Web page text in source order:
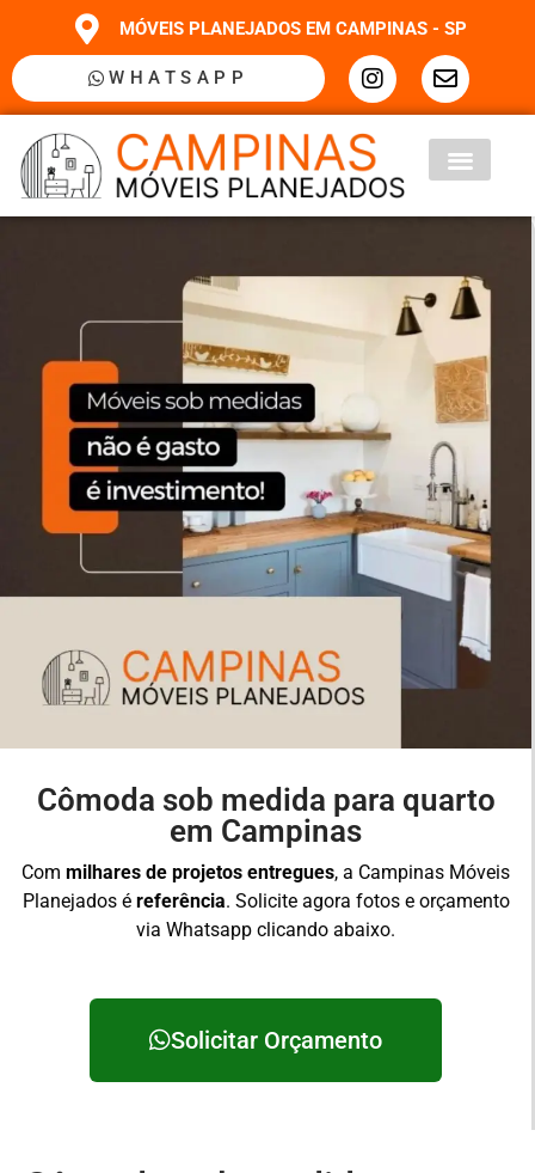
MÓVEIS PLANEJADOS EM CAMPINAS - SP
WHATSAPP
Cômoda sob medida para quarto
em Campinas
Com milhares de projetos entregues, a Campinas Móveis
Planejados é referência. Solicite agora fotos e orçamento
via Whatsapp clicando abaixo.
Solicitar Orçamento